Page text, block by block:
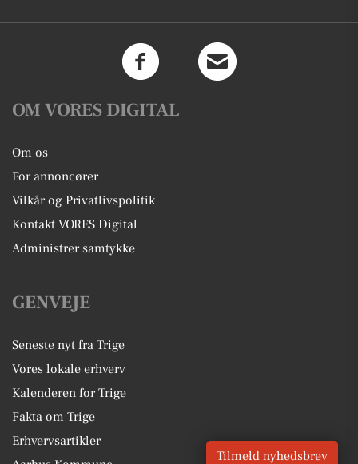
OM VORES DIGITAL
Om os
For annoncører
Vilkår og Privatlivspolitik
Kontakt VORES Digital
Administrer samtykke
GENVEJE
Seneste nyt fra Trige
Vores lokale erhverv
Kalenderen for Trige
Fakta om Trige
Erhvervsartikler
Tilmeld nyhedsbrev